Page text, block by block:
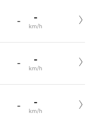
- -
km/h
- -
km/h
- -
km/h